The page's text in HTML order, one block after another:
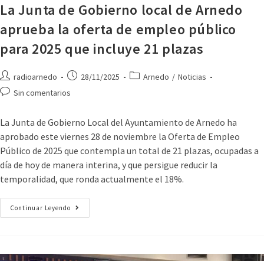
La Junta de Gobierno local de Arnedo
aprueba la oferta de empleo público
para 2025 que incluye 21 plazas
radioarnedo 28/11/2025 Arnedo / Noticias
Sin comentarios
La Junta de Gobierno Local del Ayuntamiento de Arnedo ha
aprobado este viernes 28 de noviembre la Oferta de Empleo
Público de 2025 que contempla un total de 21 plazas, ocupadas a
día de hoy de manera interina, y que persigue reducir la
temporalidad, que ronda actualmente el 18%.
Continuar Leyendo